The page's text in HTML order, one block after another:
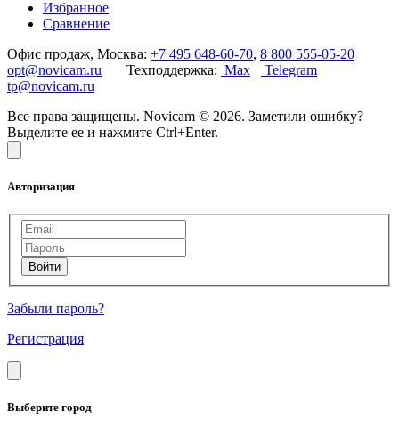
Избранное
Сравнение
Офис продаж, Москва: +7 495 648-60-70, 8 800 555-05-20
opt@novicam.ru Техподдержка: Max
Telegram
tp@novicam.ru
Все права защищены. Novicam © 2026. Заметили ошибку?
Выделите ее и нажмите Ctrl+Enter.
Авторизация
Забыли пароль?
Регистрация
Выберите город